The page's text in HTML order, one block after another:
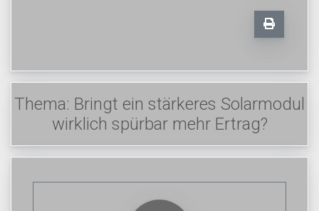
Thema: Bringt ein stärkeres Solarmodul
wirklich spürbar mehr Ertrag?